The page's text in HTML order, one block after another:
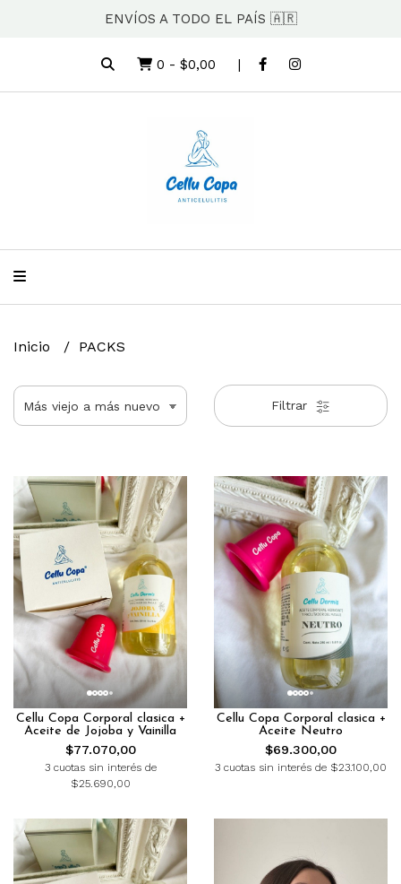
ENVÍOS A TODO EL PAÍS 🇦🇷
0 - $0,00
Inicio PACKS
Filtrar
Cellu Copa Corporal clasica +
Aceite de Jojoba y Vainilla
$77.070,00
3 cuotas sin interés de
$25.690,00
Cellu Copa Corporal clasica +
Aceite Neutro
$69.300,00
3 cuotas sin interés de $23.100,00